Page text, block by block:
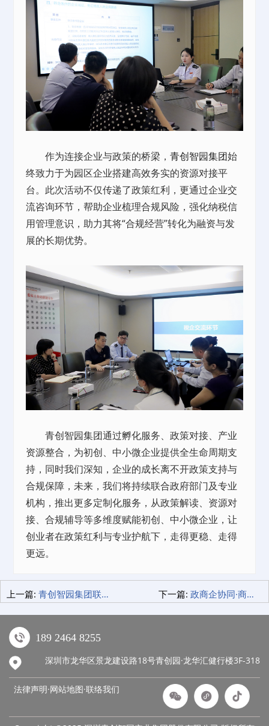
作为连接企业与政策的桥梁，青创智园集团始
终致力于为园区企业搭建高效务实的资源对接平
台。此次活动不仅传递了政策红利，更通过企业交
流咨询环节，帮助企业梳理合规风险，强化纳税信
用管理意识，助力其将“合规经营”转化为融资与发
展的长期优势。
青创智园集团通过孵化服务、政策对接、产业
资源整合，为初创、中小微企业提供全生命周期支
持，同时我们深知，企业的成长离不开政策支持与
合规保障，未来，我们将持续联合政府部门及专业
机构，推出更多定制化服务，从政策解读、资源对
接、合规辅导等多维度赋能初创、中小微企业，让
创业者在政策红利与专业护航下，走得更稳、走得
更远。
上一篇: 青创智园集团联合中国建设银行深圳分行成功举办“龙华金桥汇”银企对接会 全国首笔“园区贷”助力企业创新发展 下一篇: 政商企协同·商学赋能 | 青创智园集团联合龙华区龙华街道工商联（商会）《中小微企业生存战》公开课圆满落幕！
189 2464 8255
深圳市龙华区景龙建设路18号青创园·龙华汇健行楼3F-318
法律声明·网站地图·联络我们